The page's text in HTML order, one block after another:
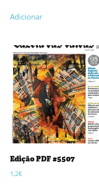
Adicionar
Edição PDF #5507
1,2€